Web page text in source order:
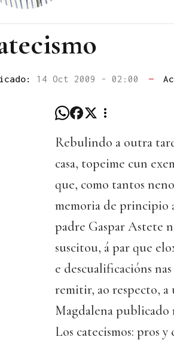
14 Oct 2009 - 02:00 —
Rebulindo a outra
casa, topeime cun
que, como tantos
memoria de principio
padre Gaspar Astete
suscitou, á par que
e descualificacións
remitir, ao respecto,
Magdalena publicado
Los catecismos: pros